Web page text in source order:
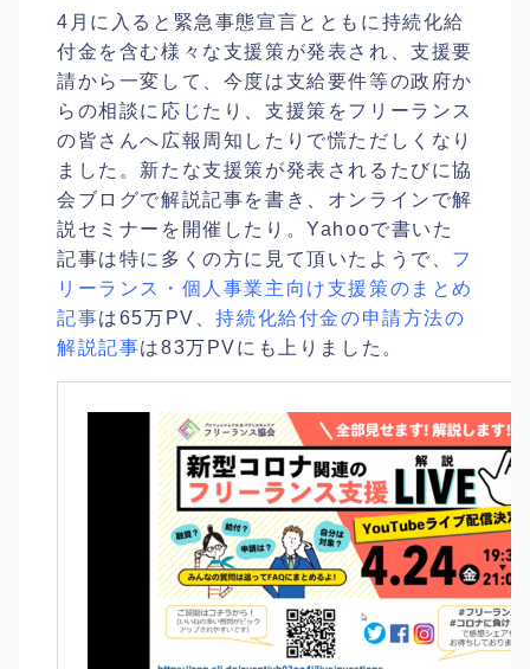
4月に入ると緊急事態宣言とともに持続化給
付金を含む様々な支援策が発表され、支援要
請から一変して、今度は支給要件等の政府か
らの相談に応じたり、支援策をフリーランス
の皆さんへ広報周知したりで慌ただしくなり
ました。新たな支援策が発表されるたびに協
会ブログで解説記事を書き、オンラインで解
説セミナーを開催したり。Yahooで書いた
記事は特に多くの方に見て頂いたようで、 フ
リーランス・個人事業主向け支援策のまとめ
記事は65万PV、持続化給付金の申請方法の
解説記事は83万PVにも上りました。